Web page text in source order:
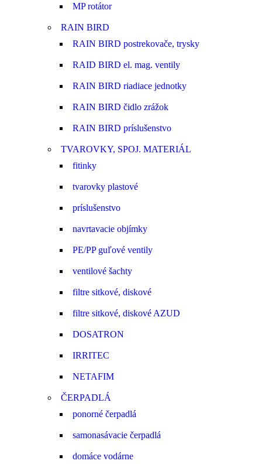
MP rotátor
RAIN BIRD
RAIN BIRD postrekovače, trysky
RAID BIRD el. mag. ventily
RAIN BIRD riadiace jednotky
RAIN BIRD čidlo zrážok
RAIN BIRD príslušenstvo
TVAROVKY, SPOJ. MATERIÁL
fitinky
tvarovky plastové
príslušenstvo
navrtavacie objímky
PE/PP guľové ventily
ventilové šachty
filtre sitkové, diskové
filtre sitkové, diskové AZUD
DOSATRON
IRRITEC
NETAFIM
ČERPADLÁ
ponorné čerpadlá
samonasávacie čerpadlá
domáce vodárne